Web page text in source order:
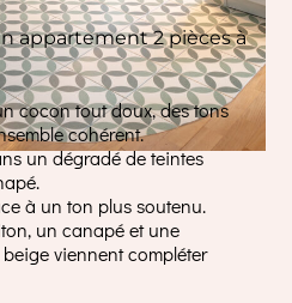
appartement 2 pièces à
cocon tout doux, des tons
cohérent.
un dégradé de teintes
à un ton plus soutenu.
un canapé et une
viennent compléter